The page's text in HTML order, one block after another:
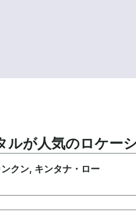
ルが人気のロケー
ンクン, キンタナ・ロー